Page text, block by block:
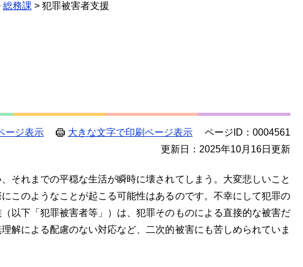
総務課 > 犯罪被害者支援
ージ表示 大きな文字で印刷ページ表示
ページID：0004561
更新日：2025年10月16日更新
それまでの平穏な生活が瞬時に壊されてしまう。大変悲しいこと
このようなことが起こる可能性はあるのです。不幸にして犯罪の
以下「犯罪被害者等」）は、犯罪そのものによる直接的な被害だ
解による配慮のない対応など、二次的被害にも苦しめられていま